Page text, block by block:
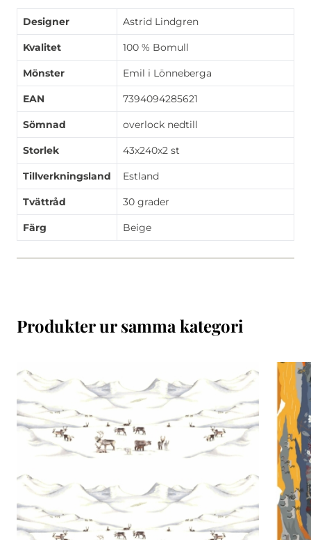
Designer Astrid Lindgren
Kvalitet 100 % Bomull
Mönster Emil i Lönneberga
EAN 7394094285621
Sömnad overlock nedtill
Storlek 43x240x2 st
Tillverkningsland Estland
Tvättråd 30 grader
Färg Beige
Produkter ur samma kategori